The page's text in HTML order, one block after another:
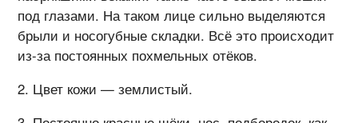
под глазами. На таком лице сильно выделяются
брыли и носогубные складки. Всё это происходит
из-запостоянных похмельных отёков.
Цвет кожи — землистый.